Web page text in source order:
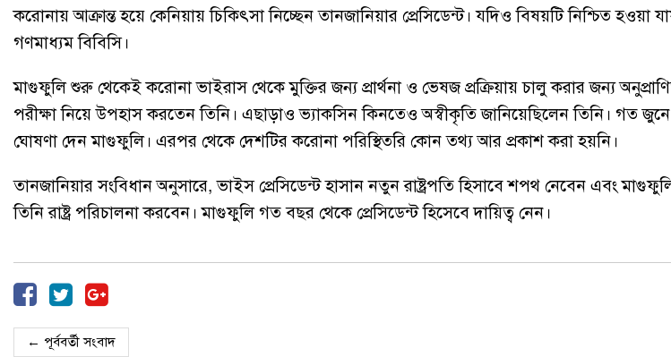
করোনায় আক্রান্ত হয়ে কেনিয়ায় চিকিৎসা নিচ্ছেন তানজানিয়ার প্রেসিডেন্ট। যদিও বিষয়টি নিশ্চিত হওয়া
গণমাধ্যম বিবিসি।
মাগুফুলি শুরু থেকেই করোনা ভাইরাস থেকে মুক্তির জন্য প্রার্থনা ও ভেষজ প্রক্রিয়ায় চালু করার জন্য
পরীক্ষা নিয়ে উপহাস করতেন তিনি। এছাড়াও ভ্যাকসিন কিনতেও অস্বীকৃতি জানিয়েছিলেন তিনি। গত
ঘোষণা দেন মাগুফুলি। এরপর থেকে দেশটির করোনা পরিস্থিতরি কোন তথ্য আর প্রকাশ করা হয়নি।
তানজানিয়ার সংবিধান অনুসারে, ভাইস প্রেসিডেন্ট হাসান নতুন রাষ্ট্রপতি হিসাবে শপথ নেবেন এবং
তিনি রাষ্ট্র পরিচালনা করবেন। মাগুফুলি গত বছর থেকে প্রেসিডেন্ট হিসেবে দায়িত্ব নেন।
← পূর্ববর্তী সংবাদ